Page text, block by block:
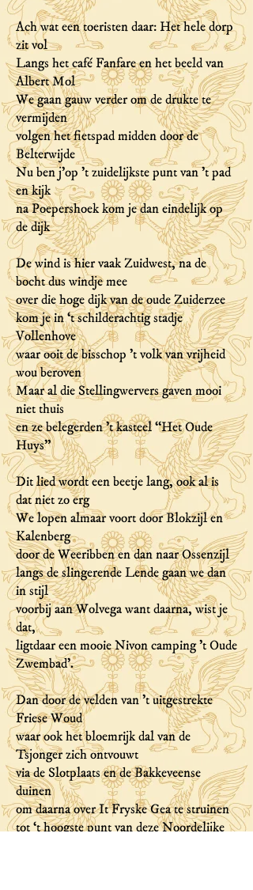
Ach wat een toeristen daar: Het hele dorp
zit vol
Langs het café Fanfare en het beeld van
Albert Mol
We gaan gauw verder om de drukte te
vermijden
volgen het fietspad midden door de
Belterwijde
Nu ben j'op 't zuidelijkste punt van 't pad
en kijk
na Poepershoek kom je dan eindelijk op
de dijk
De wind is hier vaak Zuidwest, na de
bocht dus windje mee
over die hoge dijk van de oude Zuiderzee
kom je in ‘t schilderachtig stadje
Vollenhove
waar ooit de bisschop 't volk van vrijheid
wou beroven
Maar al die Stellingwervers gaven mooi
niet thuis
en ze belegerden 't kasteel “Het Oude
Huys”
Dit lied wordt een beetje lang, ook al is
dat niet zo erg
We lopen almaar voort door Blokzijl en
Kalenberg
door de Weeribben en dan naar Ossenzijl
langs de slingerende Lende gaan we dan
in stijl
voorbij aan Wolvega want daarna, wist je
dat,
ligtdaar een mooie Nivon camping 't Oude
Zwembad'.
Dan door de velden van 't uitgestrekte
Friese Woud
waar ook het bloemrijk dal van de
Tsjonger zich ontvouwt
via de Slotplaats en de Bakkeveense
duinen
om daarna over It Fryske Gea te struinen
tot ‘t hoogste punt van deze Noordelijke